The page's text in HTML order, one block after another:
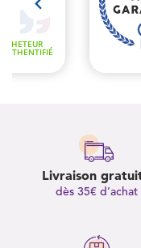
Livraison
dès 35€ d’achat